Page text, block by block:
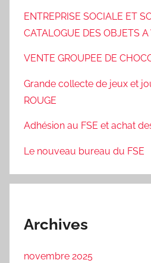
ENTREPRISE SOCIALE ET
CATALOGUE DES OBJETS A
VENTE GROUPEE DE
Grande collecte de jeux et
ROUGE
Adhésion au FSE et achat
Le nouveau bureau du FSE
Archives
novembre 2025